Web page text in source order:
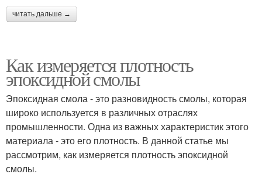
читать дальше →
Как измеряется плотность
эпоксидной смолы
Эпоксидная смола - это разновидность смолы, которая
широко используется в различных отраслях
промышленности. Одна из важных характеристик этого
материала - это его плотность. В данной статье мы
рассмотрим, как измеряется плотность эпоксидной
смолы.